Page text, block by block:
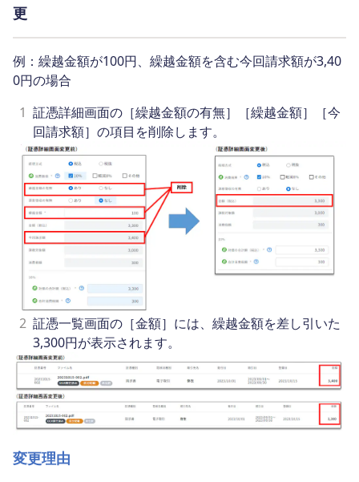
更
例：繰越金額が100円、繰越金額を含む今回請求額が3,40
0円の場合
1 証憑詳細画面の［繰越金額の有無］［繰越金額］［今
回請求額］の項目を削除します。
2 証憑一覧画面の［金額］には、繰越金額を差し引いた
3,300円が表示されます。
変更理由